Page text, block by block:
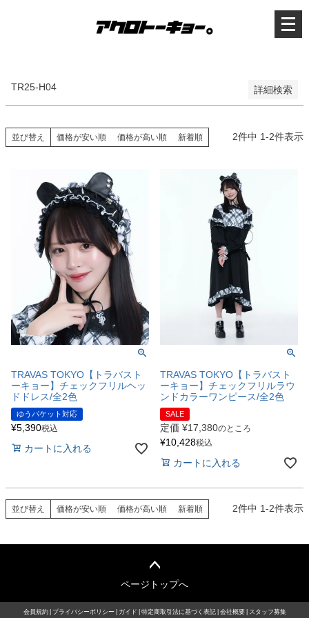
TR25-H04 詳細検索
キーワードヒット順
並び替え 価格が安い順 価格が高い順 新着順 2件中 1-2件表示
TRAVAS TOKYO【トラバスト
ーキョー】チェックフリルヘッ
ドドレス/全2色
ゆうパケット対応
¥5,390税込
カートに入れる
TRAVAS TOKYO【トラバスト
ーキョー】チェックフリルラウ
ンドカラーワンピース/全2色
SALE
定価 ¥17,380のところ
¥10,428税込
カートに入れる
並び替え 価格が安い順 価格が高い順 新着順 2件中 1-2件表示
ページトップへ
会員規約 プライバシーポリシー ガイド 特定商取引法に基づく表記 会社概要 スタッフ募集